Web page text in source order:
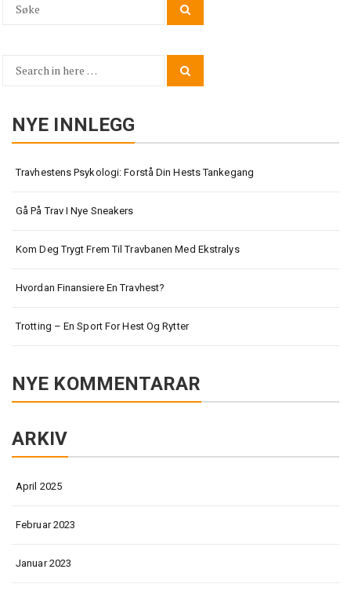
Search
Search
NYE INNLEGG
Travhestens Psykologi: Forstå Din Hests Tankegang
Gå På Trav I Nye Sneakers
Kom Deg Trygt Frem Til Travbanen Med Ekstralys
Hvordan Finansiere En Travhest?
Trotting – En Sport For Hest Og Rytter
NYE KOMMENTARAR
ARKIV
April 2025
Februar 2023
Januar 2023